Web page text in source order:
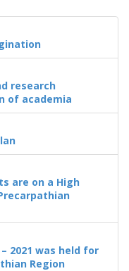
research
of academia
are on a High
2021 was held for
Region